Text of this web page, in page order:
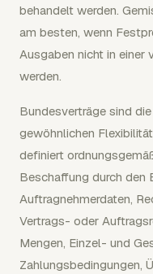
behandelt werden.
am besten, wenn
Ausgaben nicht in einer
werden.
Bundesverträge sind
gewöhnlichen
definiert
Beschaffung durch den
Auftragnehmerdaten,
Vertrags- oder
Mengen, Einzel- und
Zahlungsbedingungen,